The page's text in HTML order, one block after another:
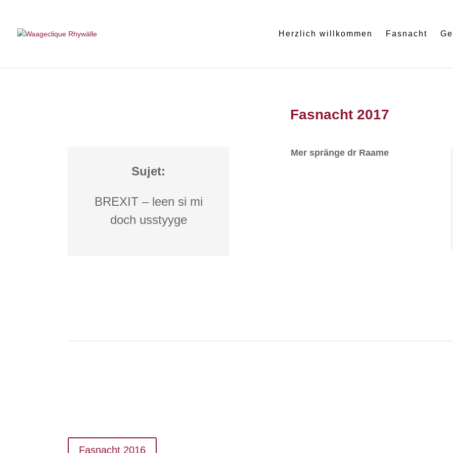
Herzlich willkommen Fasnacht
Fasnacht 2017
Sujet:
BREXIT – leen si mi
doch usstyyge
Mer spränge dr Raame
Fasnacht 2016